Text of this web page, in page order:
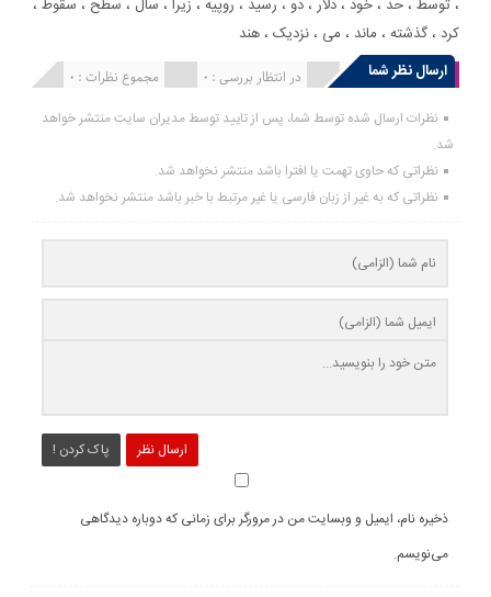
،توسط ،حد ،خود ،دلار ،دو ، رسید ، روپیه ، زیرا ، سال ، سطح ، سقوط ،
کرد ،گذشته ، ماند ، می ،نزدیک ،هند
ارسال نظر شما
مجموع نظرات : 0 در انتظار بررسی : 0 انتشار یافته : 0
نظرات ارسال شده توسط شما، پس از تایید توسط مدیران سایت منتشر خواهد
شد.
نظراتی که حاوی تهمت یا افترا باشد منتشر نخواهد شد.
نظراتی که به غیر از زبان فارسی یا غیر مرتبط با خبر باشد منتشر نخواهد شد.
ارسال نظر پاک کردن !
ذخیره نام، ایمیل و وبسایت من در مرورگر برای زمانی که دوباره دیدگاهی
می‌نویسم.